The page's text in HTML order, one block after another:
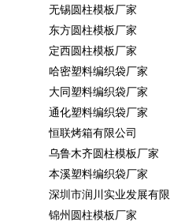
无锡圆柱模板厂家
东方圆柱模板厂家
定西圆柱模板厂家
哈密塑料编织袋厂家
大同塑料编织袋厂家
通化塑料编织袋厂家
恒联烤箱有限公司
乌鲁木齐圆柱模板厂家
本溪塑料编织袋厂家
深圳市润川实业发展有
锦州圆柱模板厂家